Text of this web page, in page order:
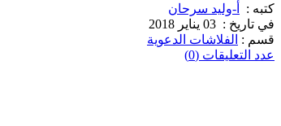
كتبه :
أ-وليد سرحان
في تاريخ : 03 يناير 2018
قسم : الفلاشات الدعوية
عدد التعليقات (0)